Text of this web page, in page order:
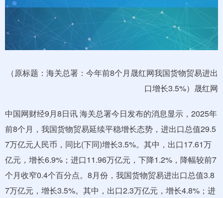
（原标题：海关总署：今年前8个月晟红网我国货物贸易进出
口增长3.5%）晟红网
中国网财经9月8日讯 海关总署今日发布的消息显示，2025年
前8个月，我国货物贸易延续平稳增长态势，进出口总值29.5
7万亿元人民币，同比(下同)增长3.5%。其中，出口17.61万
亿元，增长6.9%；进口11.96万亿元，下降1.2%，降幅较前7
个月收窄0.4个百分点。8月份，我国货物贸易进出口总值3.8
7万亿元，增长3.5%。其中，出口2.3万亿元，增长4.8%；进